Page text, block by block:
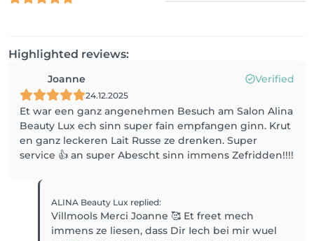
Highlighted reviews:
Joanne Verified
24.12.2025
Et war een ganz angenehmen Besuch am Salon Alina
Beauty Lux ech sinn super fain empfangen ginn. Krut
en ganz leckeren Lait Russe ze drenken. Super
service 👍 an super Abescht sinn immens Zefridden!!!!
ALINA Beauty Lux replied:
Villmools Merci Joanne 🥰 Et freet mech
immens ze liesen, dass Dir Iech bei mir wuel